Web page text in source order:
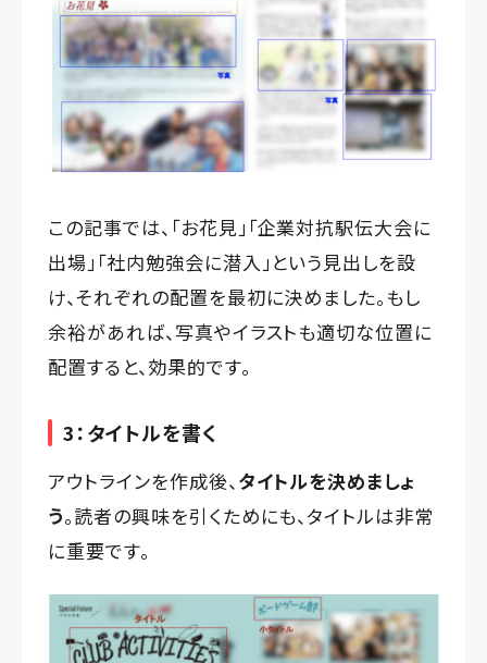
この記事では、「お花見」「企業対抗駅伝大会に
出場」「社内勉強会に潜入」という見出しを設
け、それぞれの配置を最初に決めました。もし
余裕があれば、写真やイラストも適切な位置に
配置すると、効果的です。
3：タイトルを書く
アウトラインを作成後、 タイトルを決めましょ
う。読者の興味を引くためにも、タイトルは非常
に重要です。